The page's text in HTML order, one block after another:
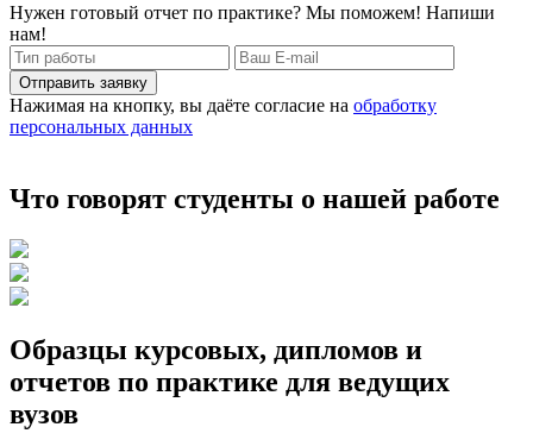
Нужен готовый отчет по практике? Мы поможем! Напиши
нам!
Отправить заявку
Нажимая на кнопку, вы даёте согласие на обработку
персональных данных
Что говорят студенты о нашей работе
Образцы курсовых, дипломов и
отчетов по практике для ведущих
вузов